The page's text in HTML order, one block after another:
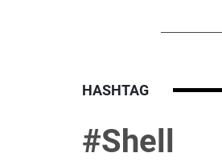
HASHTAG
#Shell